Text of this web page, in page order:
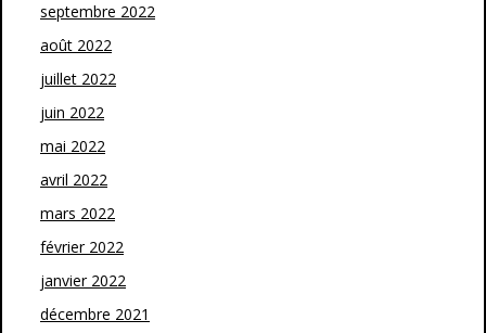
septembre 2022
août 2022
juillet 2022
juin 2022
mai 2022
avril 2022
mars 2022
février 2022
janvier 2022
décembre 2021